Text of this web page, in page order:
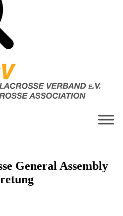
General Assembly